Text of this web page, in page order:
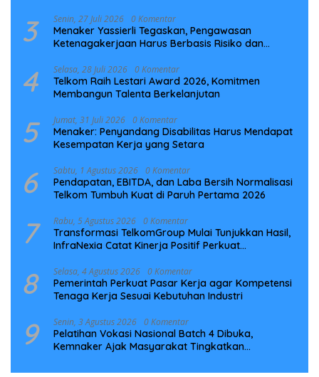
3 Senin, 27 Juli 2026 0 Komentar
Menaker Yassierli Tegaskan, Pengawasan
Ketenagakerjaan Harus Berbasis Risiko dan
4 Selasa, 28 Juli 2026 0 Komentar
Telkom Raih Lestari Award 2026, Komitmen
Membangun Talenta Berkelanjutan
5 Jumat, 31 Juli 2026 0 Komentar
Menaker: Penyandang Disabilitas Harus Mendapat
Kesempatan Kerja yang Setara
6 Sabtu, 1 Agustus 2026 0 Komentar
Pendapatan, EBITDA, dan Laba Bersih Normalisasi
Telkom Tumbuh Kuat di Paruh Pertama 2026
7 Rabu, 5 Agustus 2026 0 Komentar
Transformasi TelkomGroup Mulai Tunjukkan Hasil,
InfraNexia Catat Kinerja Positif Perkuat
8 Selasa, 4 Agustus 2026 0 Komentar
Pemerintah Perkuat Pasar Kerja agar Kompetensi
Tenaga Kerja Sesuai Kebutuhan Industri
9 Senin, 3 Agustus 2026 0 Komentar
Pelatihan Vokasi Nasional Batch 4 Dibuka,
Kemnaker Ajak Masyarakat Tingkatkan